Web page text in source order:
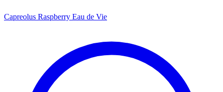
Capreolus Raspberry Eau de Vie